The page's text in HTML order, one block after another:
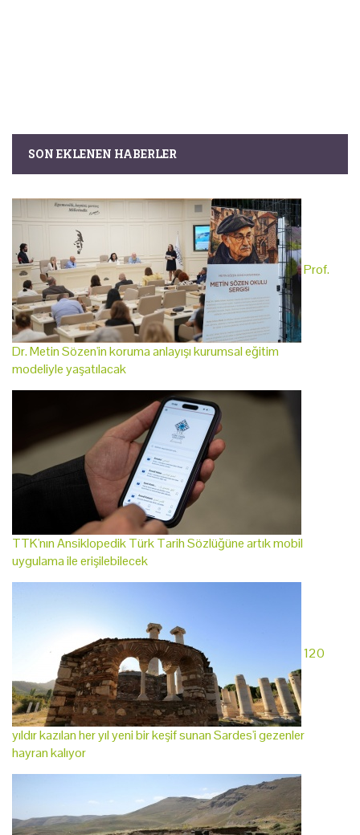
SON EKLENEN HABERLER
Prof.
Dr. Metin Sözen'in koruma anlayışı kurumsal eğitim
modeliyle yaşatılacak
TTK'nın Ansiklopedik Türk Tarih Sözlüğüne artık mobil
uygulama ile erişilebilecek
120
yıldır kazılan her yıl yeni bir keşif sunan Sardes'i gezenler
hayran kalıyor